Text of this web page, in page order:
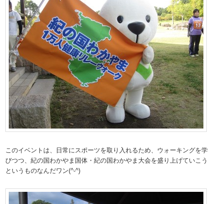
このイベントは、日常にスポーツを取り入れるため、ウォーキングを学
びつつ、紀の国わかやま国体・紀の国わかやま大会を盛り上げていこう
というものなんだワン(^-^)